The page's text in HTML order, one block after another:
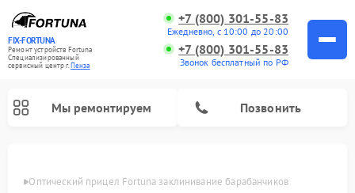
FIX-FORTUNA
Ремонт устройств Fortuna
Специализированный
cервисный центр г.Пенза
+7 (800) 301-55-83
Ежедневно, с 10:00 до 20:00
+7 (800) 301-55-83
Звонок бесплатный по РФ
Мы ремонтируем Позвонить
Оптический прицел Fortuna заклинивание барабанчиков